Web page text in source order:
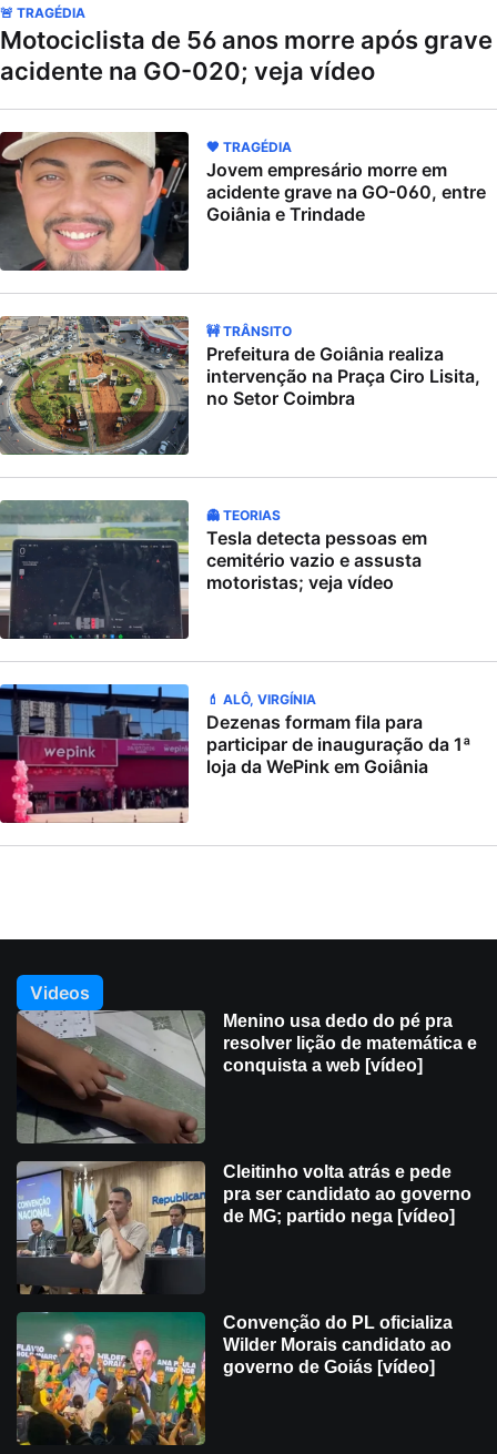
🚨 TRAGÉDIA
Motociclista de 56 anos morre após grave
acidente na GO-020; veja vídeo
🖤 TRAGÉDIA
Jovem empresário morre em
acidente grave na GO-060, entre
Goiânia e Trindade
🚧 TRÂNSITO
Prefeitura de Goiânia realiza
intervenção na Praça Ciro Lisita,
no Setor Coimbra
👻 TEORIAS
Tesla detecta pessoas em
cemitério vazio e assusta
motoristas; veja vídeo
💄 ALÔ, VIRGÍNIA
Dezenas formam fila para
participar de inauguração da 1ª
loja da WePink em Goiânia
Videos
Menino usa dedo do pé pra
resolver lição de matemática e
conquista a web [vídeo]
Cleitinho volta atrás e pede
pra ser candidato ao governo
de MG; partido nega [vídeo]
Convenção do PL oficializa
Wilder Morais candidato ao
governo de Goiás [vídeo]